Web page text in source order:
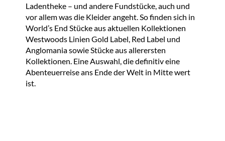
Ladentheke – und andere Fundstücke, auch und
vor allem was die Kleider angeht. So finden sich in
World’s End Stücke aus aktuellen Kollektionen
Westwoods Linien Gold Label, Red Label und
Anglomania sowie Stücke aus allerersten
Kollektionen. Eine Auswahl, die definitiv eine
Abenteuerreise ans Ende der Welt in Mitte wert
ist.